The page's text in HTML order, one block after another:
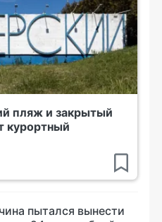
пляж и закрытый
курортный
пытался вынести